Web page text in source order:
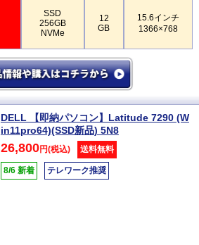
SSD
256GB
NVMe
12
GB
15.6インチ
1366×768
DELL 【即納パソコン】Latitude 7290 (W
in11pro64)(SSD新品) 5N8
26,800円(税込) 送料無料
8/6 新着 テレワーク推奨